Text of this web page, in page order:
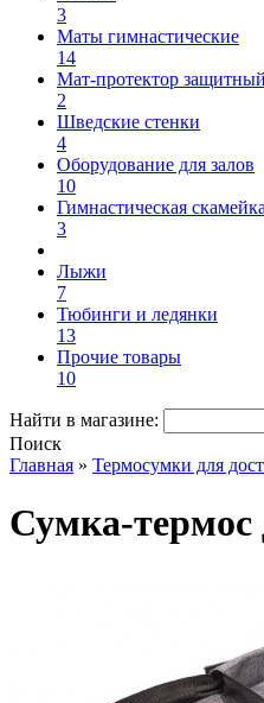
3
Маты гимнастические
14
Мат-протектор защитный
2
Шведские стенки
4
Оборудование для залов
10
Гимнастическая скамейка
3
Лыжи
7
Тюбинги и ледянки
13
Прочие товары
10
Найти в магазине:
Поиск
Главная » Термосумки для
Сумка-термос